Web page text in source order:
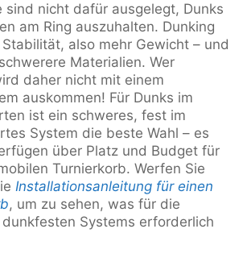
sind nicht dafür ausgelegt, Dunks
am Ring auszuhalten. Dunking
also mehr Gewicht – und
Materialien. Wer
daher nicht mit einem
auskommen! Für Dunks im
ist ein schweres, fest im
System die beste Wahl – es
über Platz und Budget für
Turnierkorb. Werfen Sie
Installationsanleitung für einen
, um zu sehen, was für die
Systems erforderlich